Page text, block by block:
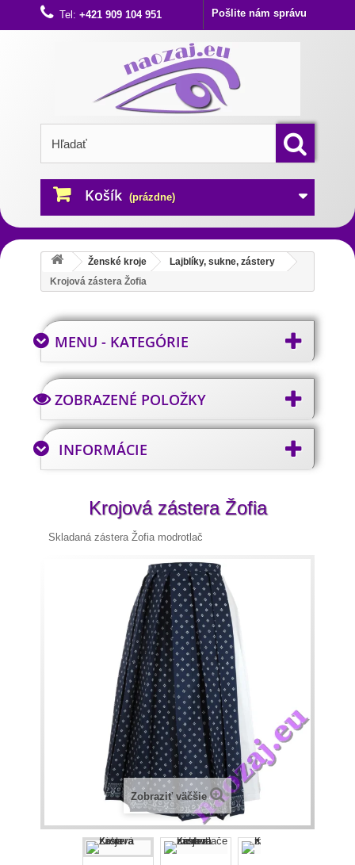
Pošlite nám správu
Tel: +421 909 104 951
Košík (prázdne)
Ženské kroje
Lajblíky, sukne, zástery
Krojová zástera Žofia
MENU - KATEGÓRIE
ZOBRAZENÉ POLOŽKY
INFORMÁCIE
Krojová zástera Žofia
Skladaná zástera Žofia modrotlač
Zobraziť väčšie